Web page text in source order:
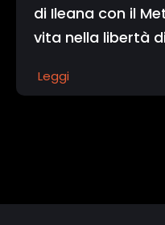
di Ileana con il
vita nella libertà
Leggi